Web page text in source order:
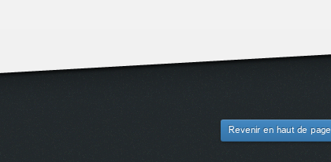
Revenir en haut de page